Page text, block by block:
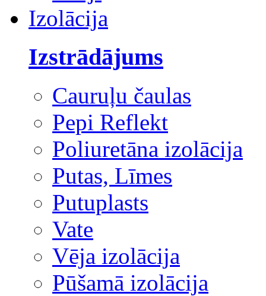
Izolācija
Izstrādājums
Cauruļu čaulas
Pepi Reflekt
Poliuretāna izolācija
Putas, Līmes
Putuplasts
Vate
Vēja izolācija
Pūšamā izolācija